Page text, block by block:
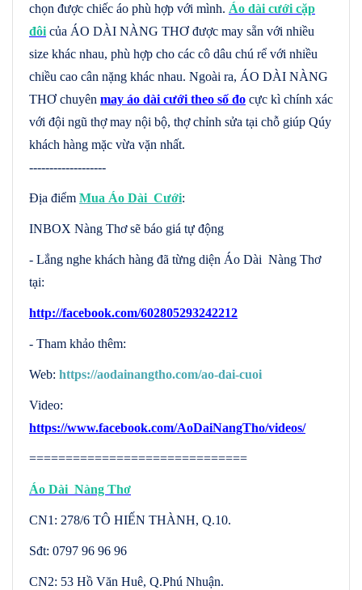
chọn được chiếc áo phù hợp với mình. Áo dài cưới cặp
đôi của ÁO DÀI NÀNG THƠ được may sẵn với nhiều
size khác nhau, phù hợp cho các cô dâu chú rể với nhiều
chiều cao cân nặng khác nhau. Ngoài ra, ÁO DÀI NÀNG
THƠ chuyên may áo dài cưới theo số đo cực kì chính xác
với đội ngũ thợ may nội bộ, thợ chỉnh sửa tại chỗ giúp Qúy
khách hàng mặc vừa vặn nhất.
-------------------
Địa điểm Mua Áo Dài Cưới:
INBOX Nàng Thơ sẽ báo giá tự động
- Lắng nghe khách hàng đã từng diện Áo Dài Nàng Thơ
tại:
http://facebook.com/602805293242212
- Tham khảo thêm:
Web: https://aodainangtho.com/ao-dai-cuoi
Video:
https://www.facebook.com/AoDaiNangTho/videos/
==============================
Áo Dài Nàng Thơ
CN1: 278/6 TÔ HIẾN THÀNH, Q.10.
Sđt: 0797 96 96 96
CN2: 53 Hồ Văn Huê, Q.Phú Nhuận.